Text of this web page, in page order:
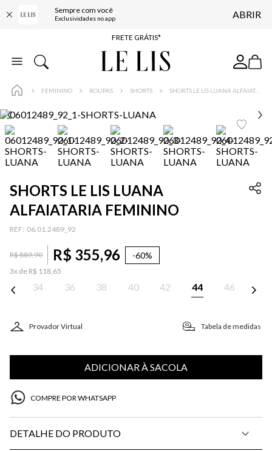
Sempre com você
Exclusividades no app ABRIR
ENTREGA EXPRESSA*
FRETE GRÁTIS*
BAIXE O APP
FEMININO ROUPAS SHORTS SHORTS LE LIS LUANA ALFAIATARIA FEMININO
SHORTS LE LIS LUANA
ALFAIATARIA FEMININO
: 06.01.2489_92
R$889,90 R$ 355,96 -60%
3x de R$ 118,65
34 36 38 40 42 44 46
Provador Virtual Tabela de medidas
ADICIONAR À SACOLA
COMPRE POR WHATSAPP
DETALHE DO PRODUTO